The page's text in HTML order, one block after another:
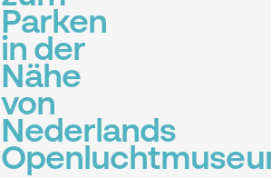
Parken
in der
Nähe
von
Nederlands